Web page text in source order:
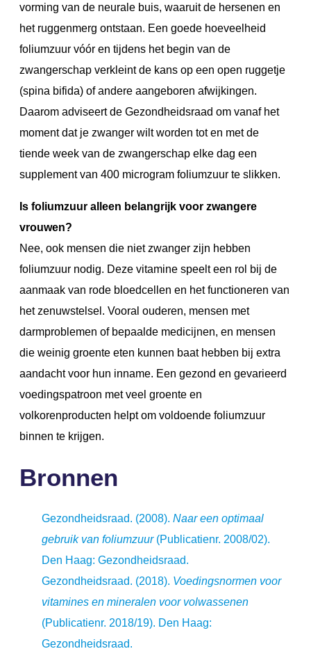
vorming van de neurale buis, waaruit de hersenen en
het ruggenmerg ontstaan. Een goede hoeveelheid
foliumzuur vóór en tijdens het begin van de
zwangerschap verkleint de kans op een open ruggetje
(spina bifida) of andere aangeboren afwijkingen.
Daarom adviseert de Gezondheidsraad om vanaf het
moment dat je zwanger wilt worden tot en met de
tiende week van de zwangerschap elke dag een
supplement van 400 microgram foliumzuur te slikken.
Is foliumzuur alleen belangrijk voor zwangere
vrouwen?
Nee, ook mensen die niet zwanger zijn hebben
foliumzuur nodig. Deze vitamine speelt een rol bij de
aanmaak van rode bloedcellen en het functioneren van
het zenuwstelsel. Vooral ouderen, mensen met
darmproblemen of bepaalde medicijnen, en mensen
die weinig groente eten kunnen baat hebben bij extra
aandacht voor hun inname. Een gezond en gevarieerd
voedingspatroon met veel groente en
volkorenproducten helpt om voldoende foliumzuur
binnen te krijgen.
Bronnen
Gezondheidsraad. (2008). Naar een optimaal
gebruik van foliumzuur(Publicatienr. 2008/02).
Den Haag: Gezondheidsraad.
Gezondheidsraad. (2018). Voedingsnormen voor
vitamines en mineralen voor volwassenen
(Publicatienr. 2018/19). Den Haag:
Gezondheidsraad.